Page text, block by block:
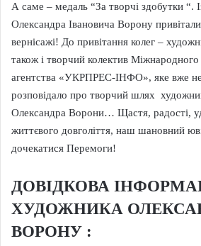
А саме – медаль “За творчі здобутки “.
Олександра Івановича Ворону
вернісажі! До привітання колег –
також і творчий колектив
агентства «УКРПРЕС-ІНФО», яке вже
розповідало про творчий шлях
Олександра Ворони… Щастя, радості,
життєвого довголіття, наш шановний
дочекатися Перемоги!
ДОВІДКОВА
ХУДОЖНИКА
ВОРОНУ :